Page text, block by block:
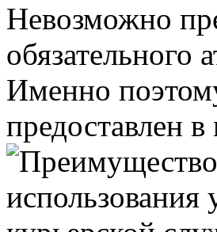
Невозможно
обязательного
Именно
предоставлен